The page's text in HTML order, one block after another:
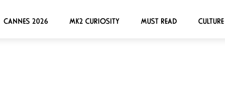
CANNES 2026 MK2 CURIOSITY MUST READ CULTURE